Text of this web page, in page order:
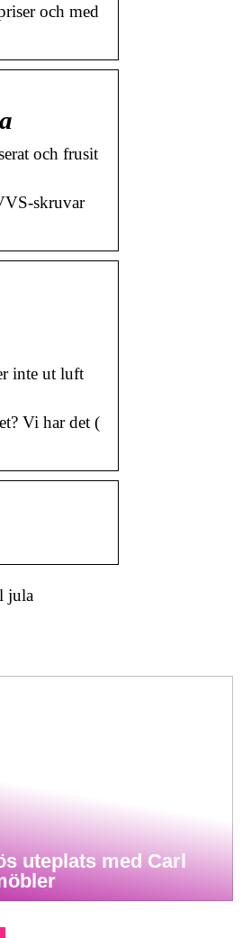
och med
och frusit
skruvar
inte ut luft
Vi har det (
jula
uteplats med Carl